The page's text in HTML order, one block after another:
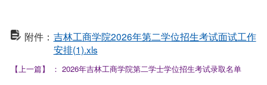
附件： 吉林工商学院2026年第二学位招生考试面试工作
安排(1).xls
【上一篇】 ： 2026年吉林工商学院第二学士学位招生考试录取名单